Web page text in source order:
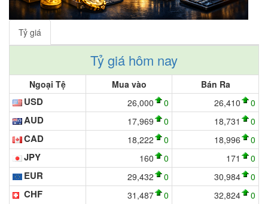
Tỷ giá
Tỷ giá hôm nay
Ngoại Tệ Mua vào Bán Ra
USD 26,000 0 26,410 0
AUD 17,969 0 18,731 0
CAD 18,222 0 18,996 0
JPY 160 0 171 0
EUR 29,432 0 30,984 0
CHF 31,487 0 32,824 0